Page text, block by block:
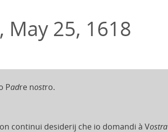
May 25, 1618
Padre nostro.
continui desiderij che io domandi à Vostra